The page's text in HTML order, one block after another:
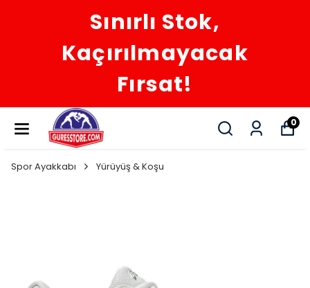
Sınırlı Stok,
Kaçırılmayacak
Fırsat!
0
Spor Ayakkabı Yürüyüş & Koşu